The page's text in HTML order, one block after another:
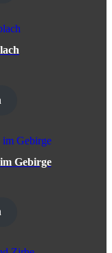
Gebirge